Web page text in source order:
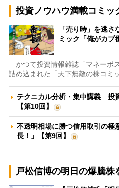
投資ノウハウ満載コミッ
「売り時」を逃
ミック「俺がカブ
かつて投資情報雑誌「マネーポ
詰め込まれた「天下無敵の株コミ
テクニカル分析・集中講義 投
【第10回】
不透明相場に勝つ信用取引の
長！」【第9回】
戸松信博の明日の爆騰株